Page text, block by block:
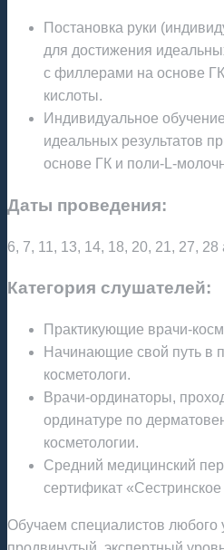
Постановка руки
для достижения
с филлерами на основе
кислоты.
Индивидуальное
идеальных результатов
основе ГК и поли-L-
Даты проведения:
6, 7, 11, 13, 14, 18, 20, 21, 27, 28
Категория слушателей:
Практикующие врачи-
Начинающие свой путь в
косметологи.
Врачи-ординаторы,
ординатуре по
косметологии.
Средний медицинский
сертификат
Обучаем специалистов любого